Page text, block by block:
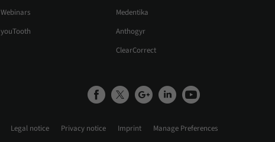
Webinars
youTooth
Medentika
Anthogyr
ClearCorrect
Legal notice Privacy notice Imprint Manage Preferences